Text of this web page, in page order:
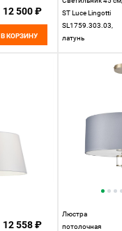
12 500 ₽
В КОРЗИНУ
ST Luce Lingotti
SL1759.303.03,
латунь
12 558 ₽
Люстра
потолочная